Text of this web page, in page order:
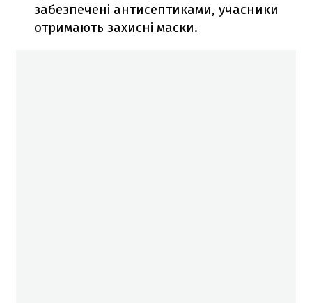
забезпечені антисептиками, учасники
отримають захисні маски.